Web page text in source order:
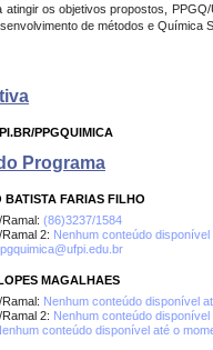
atingir os objetivos propostos,
de métodos e
PPGQUIMICA
Programa
BATISTA FARIAS FILHO
(86)3237/1584
2: Nenhum conteúdo
MAGALHAES
Nenhum conteúdo disponível
2: Nenhum conteúdo
conteúdo disponível até o